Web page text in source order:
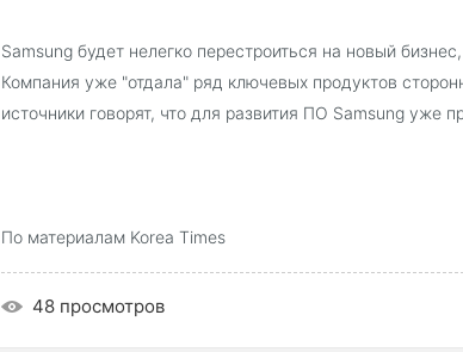
Samsung будет нелегко перестроиться на новый
Компания уже "отдала" ряд ключевых продуктов
источники говорят, что для развития ПО Samsung уже
По материалам Korea Times
48 просмотров